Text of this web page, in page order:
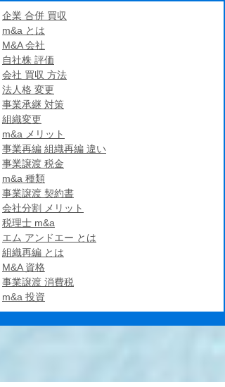
企業 合併 買収
m&a とは
M&A 会社
自社株 評価
会社 買収 方法
法人格 変更
事業承継 対策
組織変更
m&a メリット
事業再編 組織再編 違い
事業譲渡 税金
m&a 種類
事業譲渡 契約書
会社分割 メリット
税理士 m&a
エム アンドエー とは
組織再編 とは
M&A 資格
事業譲渡 消費税
m&a 投資